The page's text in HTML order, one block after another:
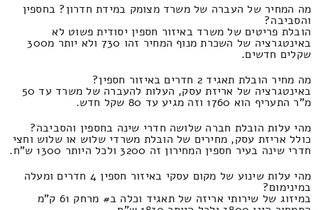
מה המחיר של העברה של משרד מצומק במידת חדרון? בחספין
והסביבה?
הובלת פריטים של משרד באיזור חספין יסודית פשוט לא
באינטגרציה של השכרת מנוף המחיר זהו 730 ולא יותר מ300
שקלים חדשים.
מה מחיר הובלת תאגיד 2 חדרים באיזור חספין?
באינטגרציה של אריזת עסק, העלות להעברה של משרד עד 50
מ"ר התעריף הוא 1760 וזה מגיע עד 80 שקל חדש.
מהי עלות הובלת חברה שלושה חדרי שינה בחספין והסביבה?
כולל אריזת עסק, מחירים של הובלת משרדי שלוש או שלוש וחצי
חדרי שינה בעיר חספין המחירון זה 3200 ולכל היותר 1300 ש"ח.
מהי עלות שינוע של מקום עסקי באיזור חספין 4 חדרים ומעלה
במינימום?
במיזוג של שירותי אריזה של תאגיד וכלה ב# מרחק 61 ק"מ